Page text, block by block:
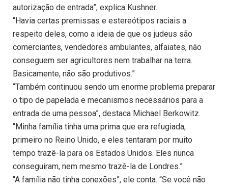
autorização de entrada”, explica Kushner.
“Havia certas premissas e estereótipos raciais a
respeito deles, como a ideia de que os judeus são
comerciantes, vendedores ambulantes, alfaiates, não
conseguem ser agricultores nem trabalhar na terra.
Basicamente, não são produtivos.”
“Também continuou sendo um enorme problema preparar
o tipo de papelada e mecanismos necessários para a
entrada de uma pessoa”, destaca Michael Berkowitz.
“Minha família tinha uma prima que era refugiada,
primeiro no Reino Unido, e eles tentaram por muito
tempo trazê-la para os Estados Unidos. Eles nunca
conseguiram, nem mesmo trazê-la de Londres.”
“A família não tinha conexões”, ele conta. “Se você não